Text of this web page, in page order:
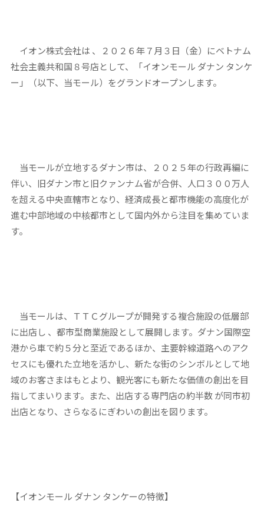
イオン株式会社は 、２０２６年７月３日（金）にベトナム
社会主義共和国８号店として、「イオンモール ダナン タンケ
ー」（以下、当モール）をグランドオープンします。
当モールが立地するダナン市は、２０２５年の行政再編に
伴い、旧ダナン市と旧クァンナム省が合併、人口３００万人
を超える中央直轄市となり、経済成長と都市機能の高度化が
進む中部地域の中核都市として国内外から注目を集めていま
す。
当モールは、ＴＴＣグループが開発する複合施設の低層部
に出店し 、都市型商業施設として展開します。ダナン国際空
港から車で約５分と至近であるほか、主要幹線道路へのアク
セスにも優れた立地を活かし、新たな街のシンボルとして地
域のお客さまはもとより、観光客にも新たな価値の創出を目
指してまいります。また、出店する専門店の約半数 が同市初
出店となり、さらなるにぎわいの創出を図ります。
【イオンモール ダナン タンケーの特徴】